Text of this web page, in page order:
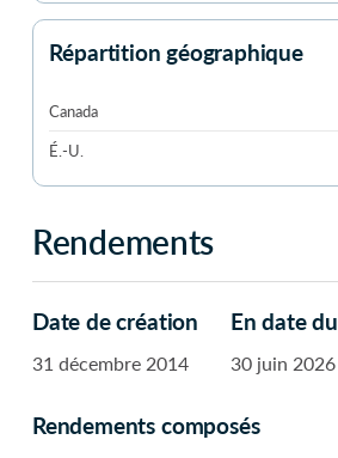
Répartition géographique
Canada
É.-U.
Rendements
Date de création
31 décembre 2014
En date du
30 juin 2026
Rendements composés